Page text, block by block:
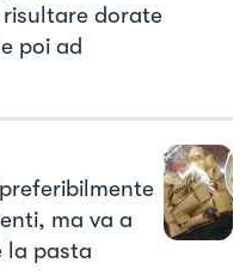
dorate
poi ad
ma va a
la pasta